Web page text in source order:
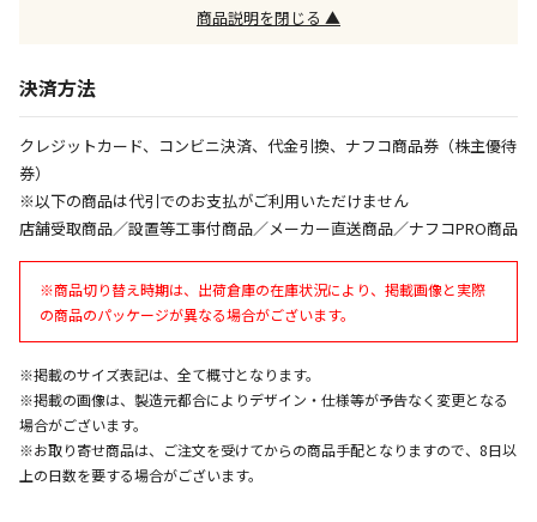
お見積商品です。金額・施工日はお打ち合わせの上、
決定となります。
エアコンの取付工事が必要な商品です。別途費用が発
生する場合がございます。
商品購入個数ごとに送料がかかる商品です
商品説明を閉じる ▲
決済方法
クレジットカード、コンビニ決済、代金引換、ナフコ商品券（株主優待
券）
※以下の商品は代引でのお支払がご利用いただけません
店舗受取商品／設置等工事付商品／メーカー直送商品／ナフコPRO商品
※商品切り替え時期は、出荷倉庫の在庫状況により、掲載画像と実際
の商品のパッケージが異なる場合がございます。
※掲載のサイズ表記は、全て概寸となります。
※掲載の画像は、製造元都合によりデザイン・仕様等が予告なく変更となる
場合がございます。
※お取り寄せ商品は、ご注文を受けてからの商品手配となりますので、8日以
上の日数を要する場合がございます。